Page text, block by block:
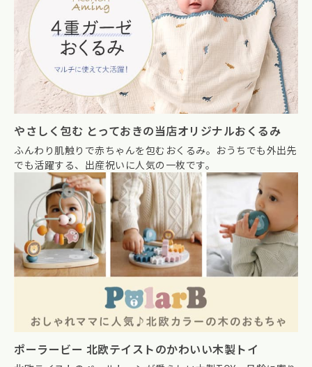
やさしく包む とっておきの当店オリジナルおくるみ
ふんわり肌触りで赤ちゃんを包むおくるみ。おうちでも外出先
でも活躍する、出産祝いに人気の一枚です。
ポーラービー 北欧テイストのかわいい木製トイ